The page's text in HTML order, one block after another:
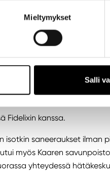
Mieltymykset
Salli
tarvitaan fiksu
toimintaa häiritsemättä
poikkeaa
on liitetty
kumppani, jonka kanssa
Fidelixin kanssa.
isotkin saneeraukset
myös Kaaren
yhteydessä